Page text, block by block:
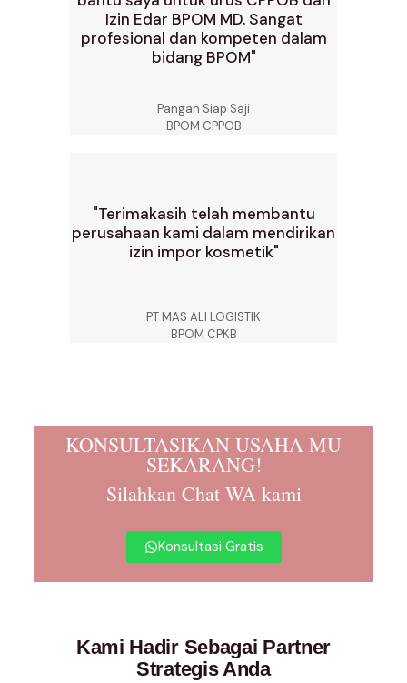
Izin Edar BPOM MD. Sangat
profesional dan kompeten dalam
bidang BPOM"
Pangan Siap Saji
BPOM CPPOB
"Terimakasih telah membantu
perusahaan kami dalam mendirikan
izin impor kosmetik"
PT MAS ALI LOGISTIK
BPOM CPKB
KONSULTASIKAN USAHA MU
SEKARANG!
Silahkan Chat WA kami
Konsultasi Gratis
Kami Hadir Sebagai Partner
Strategis Anda